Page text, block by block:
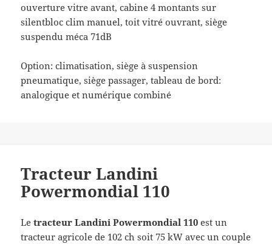
ouverture vitre avant, cabine 4 montants sur
silentbloc clim manuel, toit vitré ouvrant, siège
suspendu méca 71dB
Option: climatisation, siège à suspension
pneumatique, siège passager, tableau de bord:
analogique et numérique combiné
Tracteur Landini
Powermondial 110
Letracteur Landini Powermondial 110 est un
tracteur agricole de 102 ch soit 75 kW avec un couple